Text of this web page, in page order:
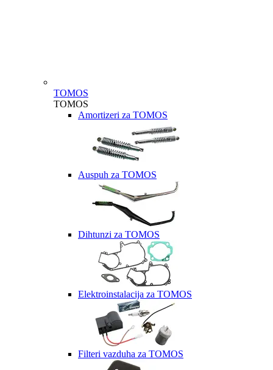
TOMOS
TOMOS
Amortizeri za TOMOS
Auspuh za TOMOS
Dihtunzi za TOMOS
Elektroinstalacija za TOMOS
Filteri vazduha za TOMOS